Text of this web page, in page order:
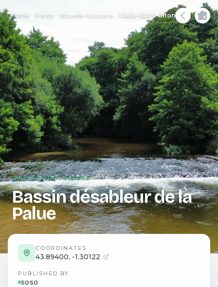
Home France Nouvelle-Aquitaine Vielle-Saint-Girons
VIELLE-SAINT-GIRONS
Bassin désableur de la
Palue
COORDINATES
43.89400, -1.30122
PUBLISHED BY
soso